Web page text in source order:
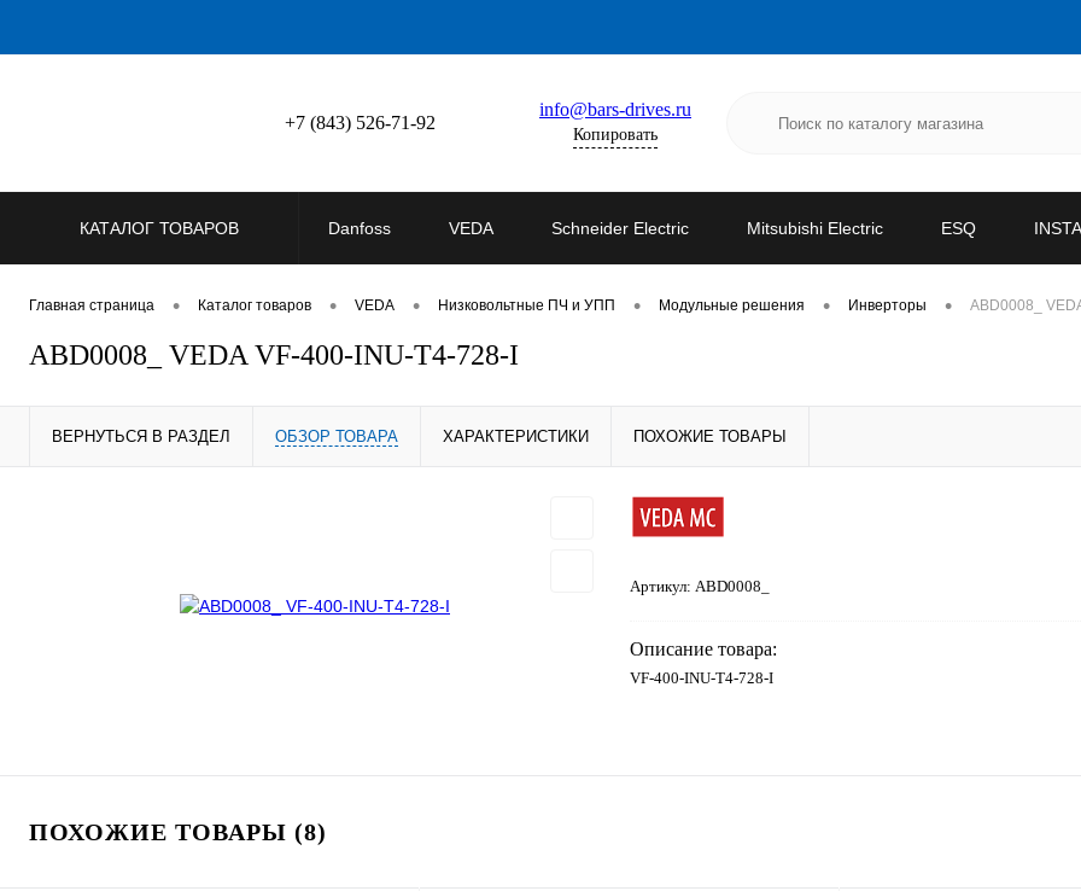
+7 (843) 526-71-92
info@bars-drives.ru
Копировать
КАТАЛОГ ТОВАРОВ Danfoss VEDA Schneider Electric Mitsubishi Electric ESQ
Главная страница • Каталог товаров • VEDA • Низковольтные ПЧ и УПП • Модульные решения • Инверторы • ABD0008_
ABD0008_ VEDA VF-400-INU-T4-728-I
ВЕРНУТЬСЯ В РАЗДЕЛ ОБЗОР ТОВАРА ХАРАКТЕРИСТИКИ ПОХОЖИЕ ТОВАРЫ
Артикул: ABD0008_
Описание товара:
VF-400-INU-T4-728-I
ПОХОЖИЕ ТОВАРЫ (8)